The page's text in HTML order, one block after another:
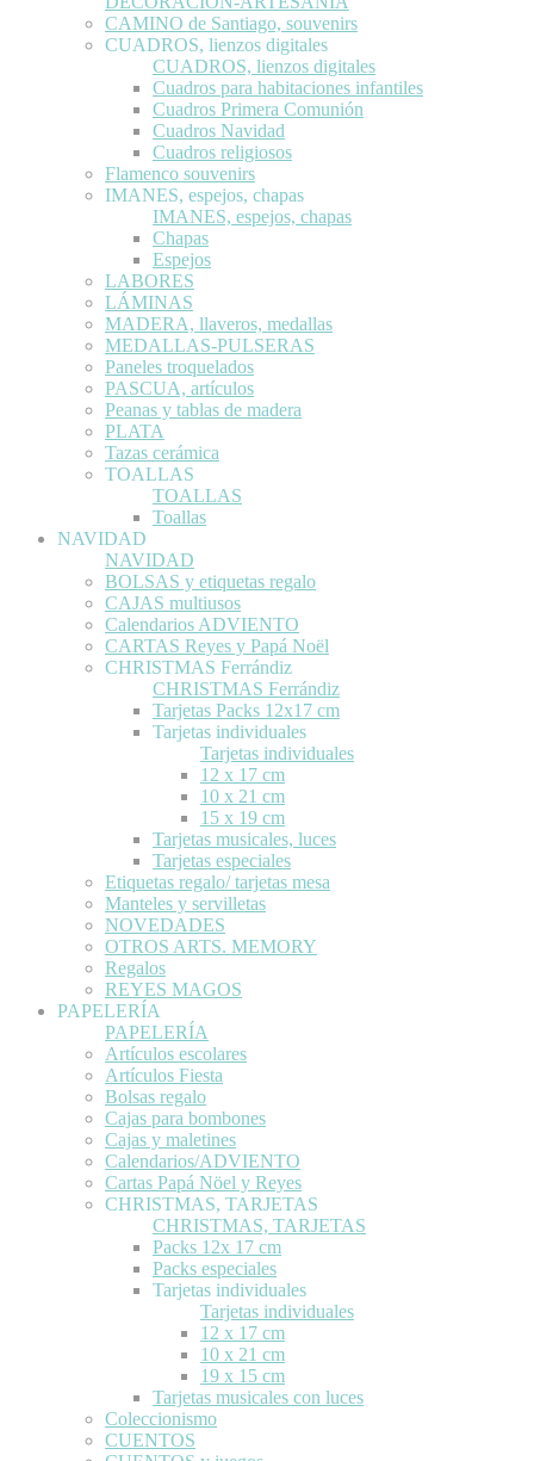
CAMINO de Santiago, souvenirs
CUADROS, lienzos digitales
CUADROS, lienzos digitales
Cuadros para habitaciones infantiles
Cuadros Primera Comunión
Cuadros Navidad
Cuadros religiosos
Flamenco souvenirs
IMANES, espejos, chapas
IMANES, espejos, chapas
Chapas
Espejos
LABORES
LÁMINAS
MADERA, llaveros, medallas
MEDALLAS-PULSERAS
Paneles troquelados
PASCUA, artículos
Peanas y tablas de madera
PLATA
Tazas cerámica
TOALLAS
TOALLAS
Toallas
NAVIDAD
NAVIDAD
BOLSAS y etiquetas regalo
CAJAS multiusos
Calendarios ADVIENTO
CARTAS Reyes y Papá Noël
CHRISTMAS Ferrándiz
CHRISTMAS Ferrándiz
Tarjetas Packs 12x17 cm
Tarjetas individuales
Tarjetas individuales
12 x 17 cm
10 x 21 cm
15 x 19 cm
Tarjetas musicales, luces
Tarjetas especiales
Etiquetas regalo/ tarjetas mesa
Manteles y servilletas
NOVEDADES
OTROS ARTS. MEMORY
Regalos
REYES MAGOS
PAPELERÍA
PAPELERÍA
Artículos escolares
Artículos Fiesta
Bolsas regalo
Cajas para bombones
Cajas y maletines
Calendarios/ADVIENTO
Cartas Papá Nöel y Reyes
CHRISTMAS, TARJETAS
CHRISTMAS, TARJETAS
Packs 12x 17 cm
Packs especiales
Tarjetas individuales
Tarjetas individuales
12 x 17 cm
10 x 21 cm
19 x 15 cm
Tarjetas musicales con luces
Coleccionismo
CUENTOS